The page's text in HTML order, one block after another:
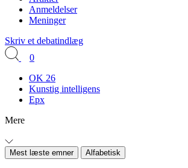
Anmeldelser
Meninger
Skriv et debatindlæg
0
OK 26
Kunstig intelligens
Epx
Mere
Mest læste emner Alfabetisk